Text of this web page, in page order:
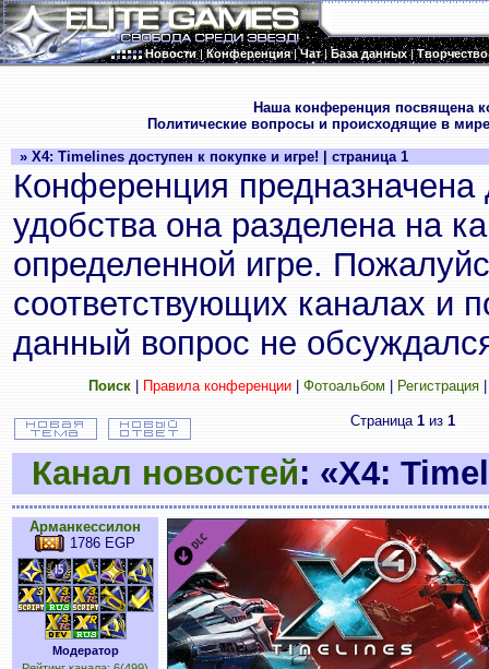
Новости|Конференция|Чат|База данных|Творчество
Наша конференция посвящена
Политические вопросы и происходящие в
» X4: Timelines доступен к покупке и игре! | страница 1
Конференция
удобства она разделена на
определенной игре.
соответствующих каналах и
данный вопрос не
Поиск| Правила конференции| Фотоальбом Регистрация
Страница 1из 1
Канал новостей: «X4:
Арманкессилон
1786 EGP
Модератор